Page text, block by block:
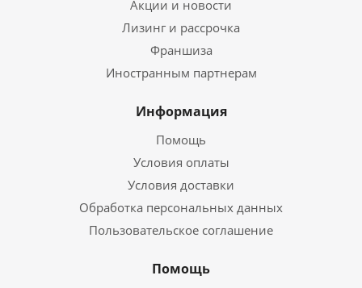
Акции и новости
Лизинг и рассрочка
Франшиза
Иностранным партнерам
Информация
Помощь
Условия оплаты
Условия доставки
Обработка персональных данных
Пользовательское соглашение
Помощь